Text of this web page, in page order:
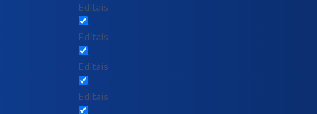
Editais
Editais
Editais
Editais